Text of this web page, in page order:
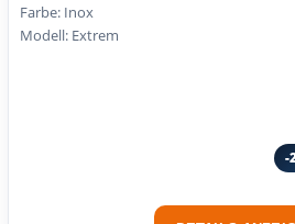
Farbe: Inox
Modell: Extrem
-